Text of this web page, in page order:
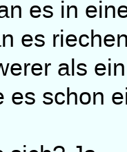
es in
als ein
schon